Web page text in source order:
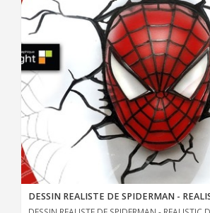
DESSIN REALISTE DE SPIDERMAN -